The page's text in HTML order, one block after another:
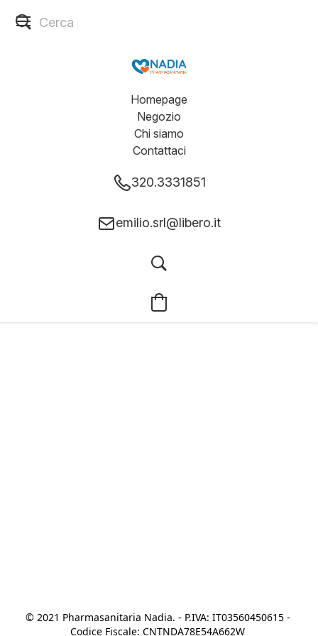
Homepage
Negozio
Chi siamo
Contattaci
320.3331851
emilio.srl@libero.it
© 2021 Pharmasanitaria Nadia. - P.IVA: IT03560450615 -
Codice Fiscale: CNTNDA78E54A662W